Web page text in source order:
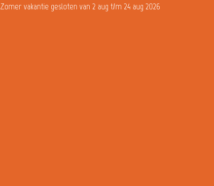
Zomer vakantie gesloten van 2 aug t/m 24 aug 2026